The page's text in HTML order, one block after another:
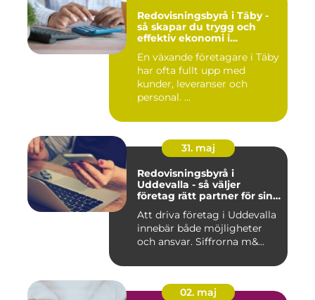
Redovisningsbyrå i Täby -
så skapar du trygg och
effektiv ekonomi i
En växande företagare i Täby
har ofta fullt upp med
kunder, leveranser och
personal. ...
31. maj
Redovisningsbyrå i
Uddevalla - så väljer
företag rätt partner för sin
Att driva företag i Uddevalla
innebär både möjligheter
och ansvar. Siffrorna m&...
02. maj